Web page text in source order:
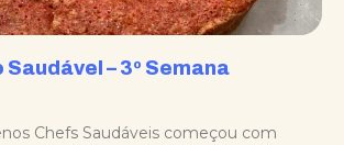
– 3º Semana
Chefs Saudáveis começou com